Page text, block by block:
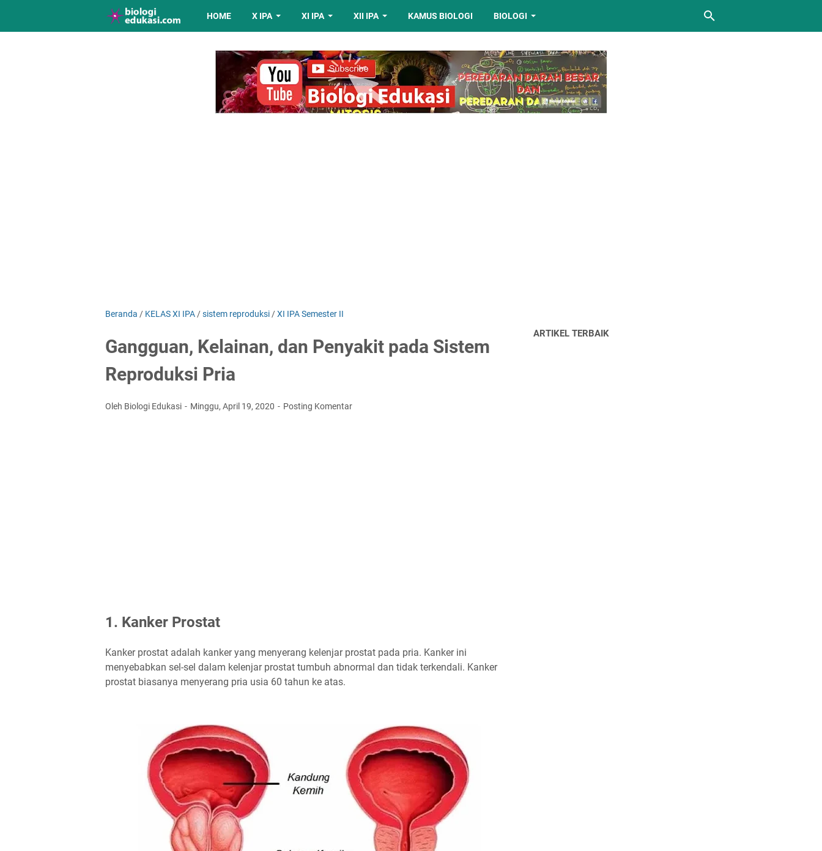
HOME X IPA XI IPA XII IPA KAMUS BIOLOGI BIOLOGI
Beranda / KELAS XI IPA /sistem reproduksi /XI IPA Semester II
Gangguan, Kelainan, dan Penyakit pada Sistem
Reproduksi Pria
Oleh Biologi Edukasi Minggu, April 19, 2020 Posting Komentar
1. Kanker Prostat
Kanker prostat adalah kanker yang menyerang kelenjar prostat pada pria. Kanker ini
menyebabkan sel-sel dalam kelenjar prostat tumbuh abnormal dan tidak terkendali. Kanker
prostat biasanya menyerang pria usia 60 tahun ke atas.
ARTIKEL TERBAIK